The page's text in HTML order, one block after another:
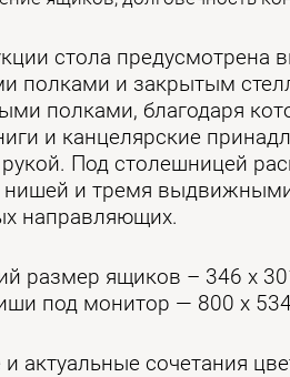
стола предусмотрена
полками и закрытым
полками, благодаря
и канцелярские
рукой. Под столешницей
нишей и тремя
направляющих.
размер ящиков – 346 х
под монитор — 800 х
актуальные сочетания